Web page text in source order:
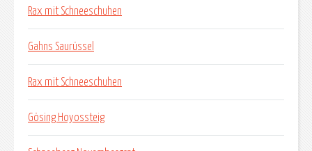
Rax mit Schneeschuhen
Gahns Saurüssel
Rax mit Schneeschuhen
Gösing Hoyossteig